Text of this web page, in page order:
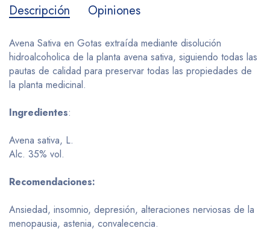
Descripción Opiniones
Avena Sativa en Gotas extraída mediante disolución
hidroalcoholica de la planta avena sativa, siguiendo todas las
pautas de calidad para preservar todas las propiedades de
la planta medicinal.
Ingredientes:
Avena sativa, L.
Alc. 35% vol.
Recomendaciones:
Ansiedad, insomnio, depresión, alteraciones nerviosas de la
menopausia, astenia, convalecencia.